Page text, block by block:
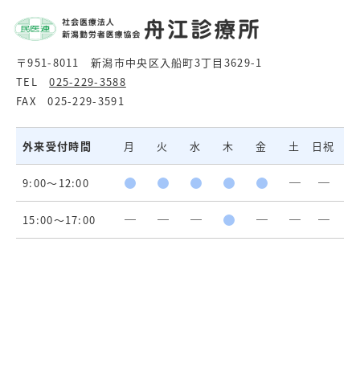
〒951-8011 新潟市中央区入船町3丁目3629-1
TEL025-229-3588
FAX 025-229-3591
外来受付時間 月 火 水 木 金 土 日祝
9:00～12:00
15:00～17:00